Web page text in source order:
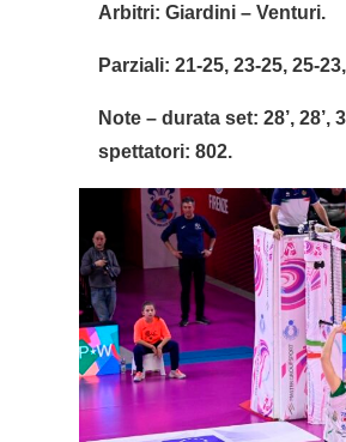
Arbitri: Giardini – Venturi.
Parziali: 21-25, 23-25, 25-
Note – durata set: 28’,
spettatori: 802.